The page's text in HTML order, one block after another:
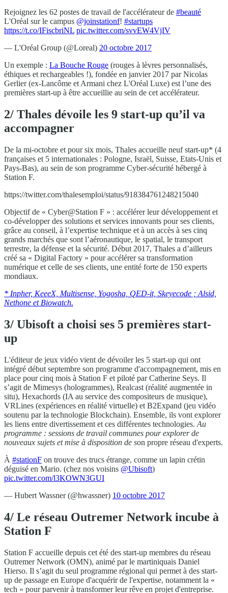
Rejoignez les 62 postes de travail de l'accélérateur de #beauté
L'Oréal sur le campus @joinstationf! #startups
https://t.co/IFiscbriNL pic.twitter.com/svvEW4VjIV
— L'Oréal Group (@Loreal) 20 octobre 2017
Un exemple : La Bouche Rouge (rouges à lèvres personnalisés,
éthiques et rechargeables !), fondée en janvier 2017 par Nicolas
Gerlier (ex-Lancôme et Armani chez L'Oréal Luxe) est l’une des
premières start-up à être accueillie au sein de cet accélérateur.
2/ Thales dévoile les 9 start-up qu’il va
accompagner
De la mi-octobre et pour six mois, Thales accueille neuf start-up* (4
françaises et 5 internationales : Pologne, Israël, Suisse, Etats-Unis et
Pays-Bas), au sein de son programme Cyber-sécurité hébergé à
Station F.
https://twitter.com/thalesemploi/status/918384761248215040
Objectif de « Cyber@Station F » : accélérer leur développement et
co-développer des solutions et services innovants pour ses clients,
grâce au conseil, à l’expertise technique et à un accès à ses cinq
grands marchés que sont l’aéronautique, le spatial, le transport
terrestre, la défense et la sécurité. Début 2017, Thales a d’ailleurs
créé sa « Digital Factory » pour accélérer sa transformation
numérique et celle de ses clients, une entité forte de 150 experts
mondiaux.
* Inpher, KeeeX, Multisense, Yogosha, QED-it, Skeyecode ; Alsid,
Nethone et Biowatch.
3/ Ubisoft a choisi ses 5 premières start-
up
L'éditeur de jeux vidéo vient de dévoiler les 5 start-up qui ont
intégré début septembre son programme d'accompagnement, mis en
place pour cinq mois à Station F et piloté par Catherine Seys. Il
s’agit de Mimesys (hologrammes), Realcast (réalité augmentée in
situ), Hexachords (IA au service des compositeurs de musique),
VRLines (expériences en réalité virtuelle) et B2Expand (jeu vidéo
soutenu par la technologie Blockchain). Ensemble, ils vont explorer
les liens entre divertissement et ces différentes technologies. Au
programme : sessions de travail communes pour explorer de
nouveaux sujets et mise à disposition de son propre réseau d'experts.
À #stationF on trouve des trucs étrange, comme un lapin crétin
déguisé en Mario. (chez nos voisins @Ubisoft)
pic.twitter.com/l3KOWN3GUI
— Hubert Wassner (@hwassner) 10 octobre 2017
4/ Le réseau Outremer Network incube à
Station F
Station F accueille depuis cet été des start-up membres du réseau
Outremer Network (OMN), animé par le martiniquais Daniel
Hierso. Il s’agit du seul programme régional qui permet à des start-
up de passage en Europe d'acquérir de l'expertise, notamment la «
tech » pour parvenir à transformer leur rêve en projet d'entreprise.